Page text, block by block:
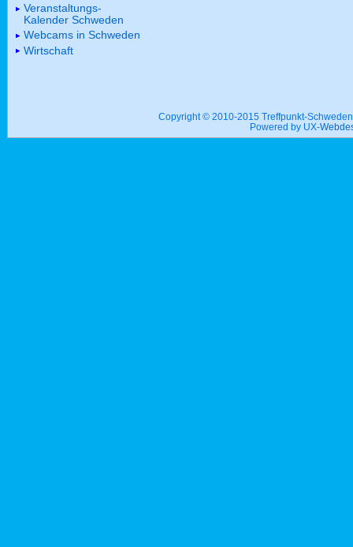
Veranstaltungs-
Kalender Schweden
Webcams in Schweden
Wirtschaft
Copyright © 2010-2015 Treffpunkt-
Powered by UX-